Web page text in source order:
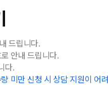
드립니다.
안내 드립니다.
다.
미만 신청 시 상담 지원이 어